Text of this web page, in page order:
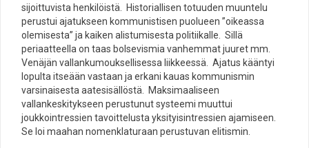
sijoittuvista henkilöistä. Historiallisen totuuden muuntelu
perustui ajatukseen kommunistisen puolueen ”oikeassa
olemisesta” ja kaiken alistumisesta politiikalle. Sillä
periaatteella on taas bolsevismia vanhemmat juuret mm.
Venäjän vallankumouksellisessa liikkeessä. Ajatus kääntyi
lopulta itseään vastaan ja erkani kauas kommunismin
varsinaisesta aatesisällöstä. Maksimaaliseen
vallankeskitykseen perustunut systeemi muuttui
joukkointressien tavoittelusta yksityisintressien ajamiseen.
Se loi maahan nomenklaturaan perustuvan elitismin.